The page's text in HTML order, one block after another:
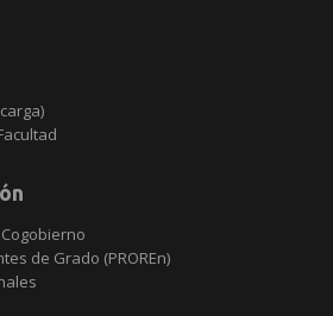
de Grado (PROREn)